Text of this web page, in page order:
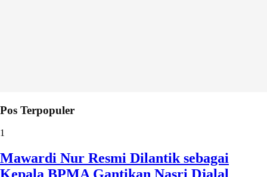
Pos Terpopuler
1
Mawardi Nur Resmi Dilantik sebagai
Kepala BPMA Gantikan Nasri Djalal